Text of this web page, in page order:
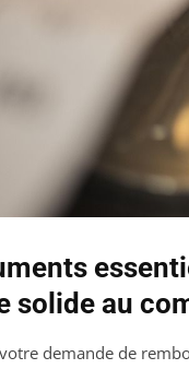
solide au
demande de